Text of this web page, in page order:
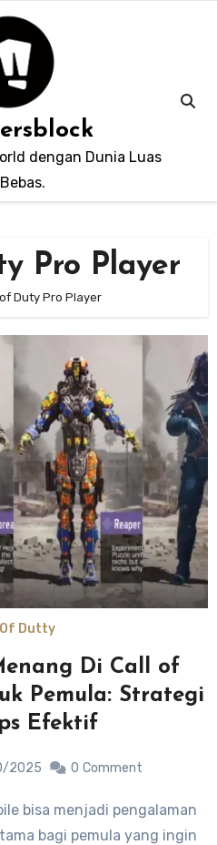
dengan Dunia Luas
Pro Player
Duty Pro Player
Dutty
Di Call of
Pemula: Strategi
Efektif
2025 0 Comment
bagi pemula yang ingin